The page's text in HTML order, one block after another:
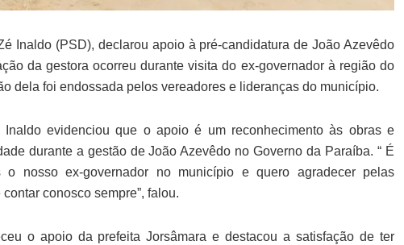
Inaldo (PSD), declarou apoio à pré-candidatura de João Azevêdo
da gestora ocorreu durante visita do ex-governador à região do
dela foi endossada pelos vereadores e lideranças do município.
Inaldo evidenciou que o apoio é um reconhecimento às obras e
durante a gestão de João Azevêdo no Governo da Paraíba. “ É
o nosso ex-governador no município e quero agradecer pelas
conosco sempre”, falou.
o apoio da prefeita Jorsâmara e destacou a satisfação de ter